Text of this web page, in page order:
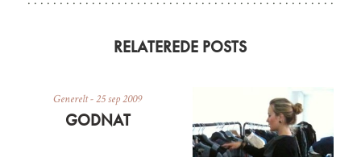
RELATEREDE POSTS
Generelt-25 sep 2009
GODNAT